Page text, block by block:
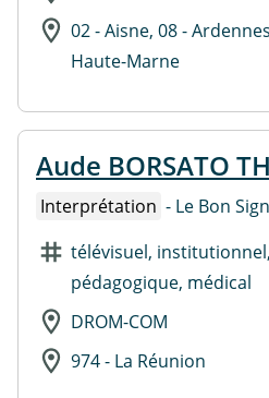
02 - Aisne, 08 -
Haute-Marne
Aude BORSATO
Interprétation - Le Bon
télévisuel,
pédagogique, médical
DROM-COM
974 - La Réunion